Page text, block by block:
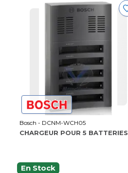
Bosch - DCNM-WCH05
CHARGEUR POUR 5 BATTERIES
En Stock